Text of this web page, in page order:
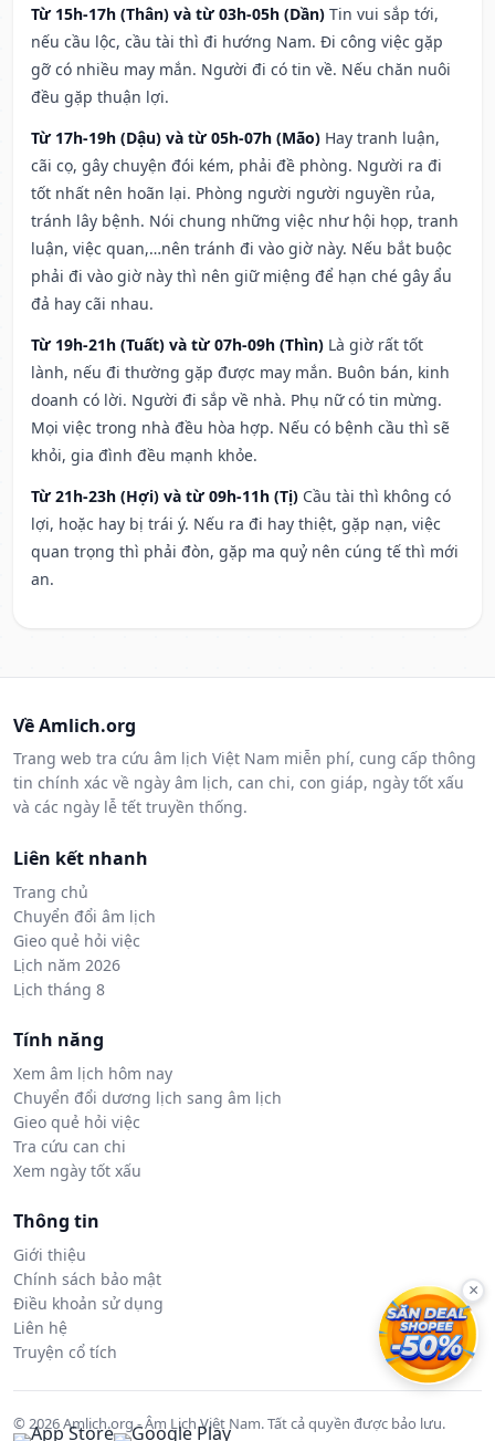
Từ 15h-17h (Thân) và từ 03h-05h (Dần) Tin vui sắp tới,
nếu cầu lộc, cầu tài thì đi hướng Nam. Đi công việc gặp
gỡ có nhiều may mắn. Người đi có tin về. Nếu chăn nuôi
đều gặp thuận lợi.
Từ 17h-19h (Dậu) và từ 05h-07h (Mão) Hay tranh luận,
cãi cọ, gây chuyện đói kém, phải đề phòng. Người ra đi
tốt nhất nên hoãn lại. Phòng người người nguyền rủa,
tránh lây bệnh. Nói chung những việc như hội họp, tranh
luận, việc quan,…nên tránh đi vào giờ này. Nếu bắt buộc
phải đi vào giờ này thì nên giữ miệng để hạn ché gây ẩu
đả hay cãi nhau.
Từ 19h-21h (Tuất) và từ 07h-09h (Thìn) Là giờ rất tốt
lành, nếu đi thường gặp được may mắn. Buôn bán, kinh
doanh có lời. Người đi sắp về nhà. Phụ nữ có tin mừng.
Mọi việc trong nhà đều hòa hợp. Nếu có bệnh cầu thì sẽ
khỏi, gia đình đều mạnh khỏe.
Từ 21h-23h (Hợi) và từ 09h-11h (Tị) Cầu tài thì không có
lợi, hoặc hay bị trái ý. Nếu ra đi hay thiệt, gặp nạn, việc
quan trọng thì phải đòn, gặp ma quỷ nên cúng tế thì mới
an.
Về Amlich.org
Trang web tra cứu âm lịch Việt Nam miễn phí, cung cấp thông
tin chính xác về ngày âm lịch, can chi, con giáp, ngày tốt xấu
và các ngày lễ tết truyền thống.
Liên kết nhanh
Trang chủ
Chuyển đổi âm lịch
Gieo quẻ hỏi việc
Lịch năm 2026
Lịch tháng 8
Tính năng
Xem âm lịch hôm nay
Chuyển đổi dương lịch sang âm lịch
Gieo quẻ hỏi việc
Tra cứu can chi
Xem ngày tốt xấu
Thông tin
Giới thiệu
Chính sách bảo mật
Điều khoản sử dụng
Liên hệ
Truyện cổ tích
© 2026 Amlich.org - Âm Lịch Việt Nam. Tất cả quyền được bảo lưu.
×